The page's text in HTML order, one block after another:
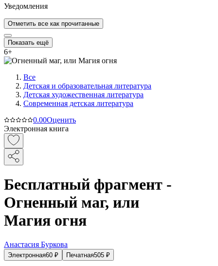
Уведомления
Отметить все как прочитанные
Показать ещё
6+
Все
Детская и образовательная литература
Детская художественная литература
Современная детская литература
0.00Оценить
Электронная книга
Бесплатный фрагмент -
Огненный маг, или
Магия огня
Анастасия Буркова
Электронная60 ₽ Печатная505 ₽